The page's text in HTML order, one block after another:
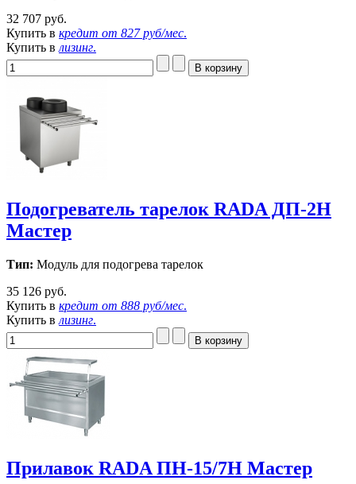
32 707 руб.
Купить в кредит от 827 руб/мес.
Купить влизинг.
Подогреватель тарелок RADA ДП-2Н
Мастер
Тип: Модуль для подогрева тарелок
35 126 руб.
Купить в кредит от 888 руб/мес.
Купить в лизинг.
Прилавок RADA ПН-15/7Н Мастер